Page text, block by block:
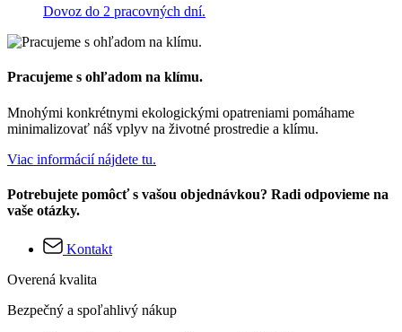
Dovoz do 2 pracovných dní.
Pracujeme s ohľadom na klímu.
Mnohými konkrétnymi ekologickými opatreniami pomáhame
minimalizovať náš vplyv na životné prostredie a klímu.
Viac informácií nájdete tu.
Potrebujete pomôcť s vašou objednávkou? Radi odpovieme na
vaše otázky.
Kontakt
Overená kvalita
Bezpečný a spoľahlivý nákup